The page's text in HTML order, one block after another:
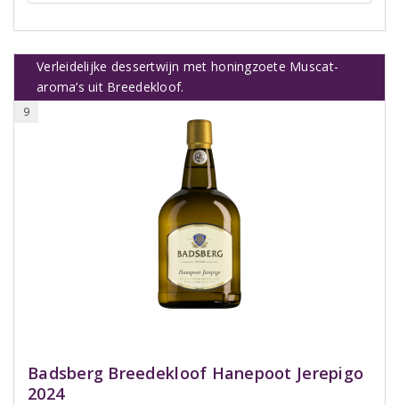
Verleidelijke dessertwijn met honingzoete Muscat-
aroma’s uit Breedekloof.
9
Badsberg Breedekloof Hanepoot Jerepigo
2024